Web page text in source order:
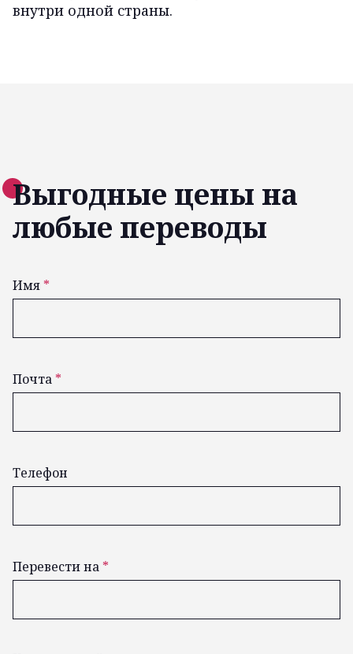
внутри одной страны.
Выгодные цены на
любые переводы
Имя *
Почта *
Телефон
Перевести на *